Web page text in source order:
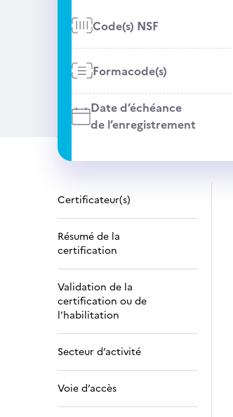
Code(s) NSF
Formacode(s)
Date d’échéance
de l’enregistrement
Certificateur(s)
Résumé de la
certification
Validation de la
certification ou de
l’habilitation
Secteur d’activité
Voie d’accès